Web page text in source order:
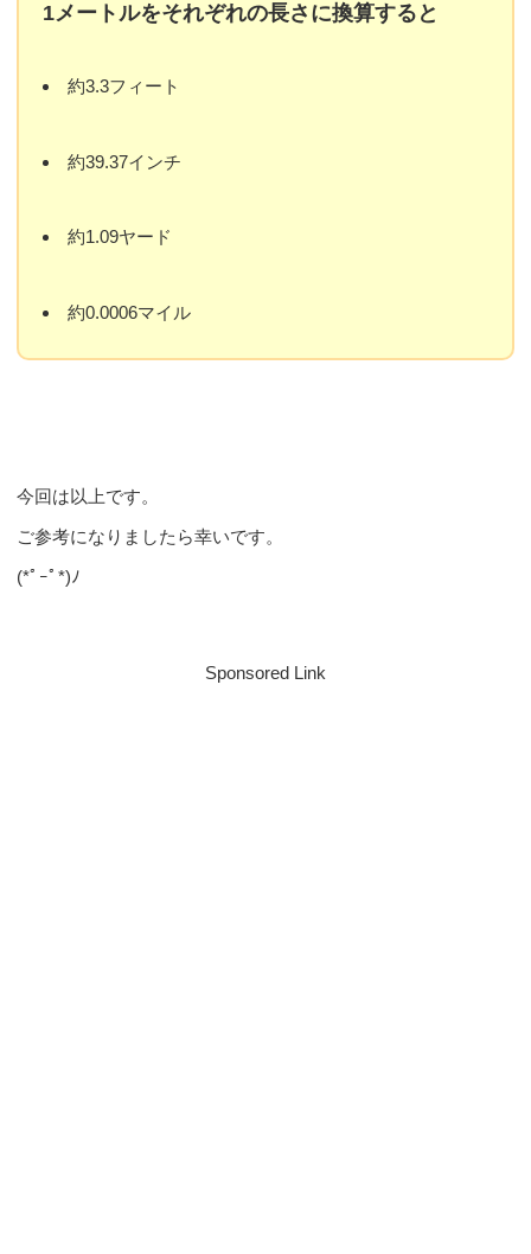
1メートルをそれぞれの長さに換算すると
約3.3フィート
約39.37インチ
約1.09ヤード
約0.0006マイル
今回は以上です。
ご参考になりましたら幸いです。
(*ﾟｰﾟ*)ﾉ
Sponsored Link